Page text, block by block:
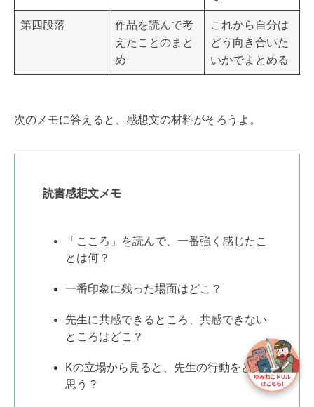
第四段落
作品を読んで考
えたことのまと
め
これから自分は
どう向き合いた
いかでまとめる
次のメモに答えると、感想文の材料がそろうよ。
読書感想文メモ
「こころ」を読んで、一番強く感じたこ
とは何？
一番印象に残った場面はどこ？
先生に共感できるところ、共感できない
ところはどこ？
Kの立場から見ると、先生の行動をどう
思う？